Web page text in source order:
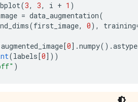
(3, 3, i + 1 )
= data_augmentation(
(first_image, 0), training
augmented_image [0].numpy().astype
(labels [0]))
)